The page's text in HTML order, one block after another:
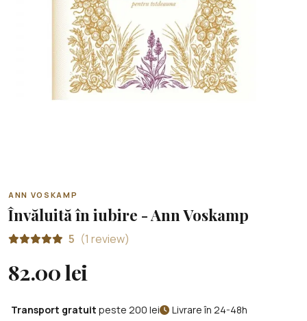
ANN VOSKAMP
Învăluită în iubire - Ann Voskamp
5 (1 review)
82.00 lei
Transport gratuit peste 200 lei Livrare în 24-48h